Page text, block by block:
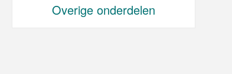
Overige onderdelen